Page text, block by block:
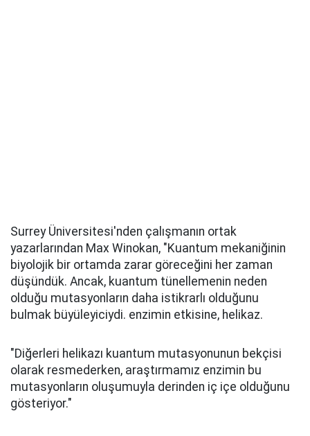
Surrey Üniversitesi'nden çalışmanın ortak
yazarlarından Max Winokan, "Kuantum mekaniğinin
biyolojik bir ortamda zarar göreceğini her zaman
düşündük. Ancak, kuantum tünellemenin neden
olduğu mutasyonların daha istikrarlı olduğunu
bulmak büyüleyiciydi. enzimin etkisine, helikaz.
"Diğerleri helikazı kuantum mutasyonunun bekçisi
olarak resmederken, araştırmamız enzimin bu
mutasyonların oluşumuyla derinden iç içe olduğunu
gösteriyor."